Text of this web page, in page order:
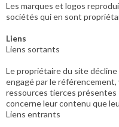
Les marques et logos
sociétés qui en sont
Liens
Liens sortants
Le propriétaire du site
engagé par le
ressources tierces
concerne leur contenu que
Liens entrants